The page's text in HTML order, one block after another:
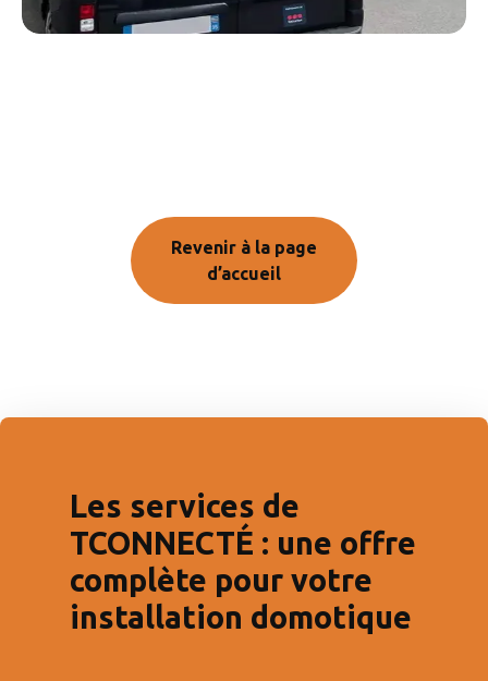
Revenir à la page
d’accueil
Les services de
TCONNECTÉ : une offre
complète pour votre
installation domotique